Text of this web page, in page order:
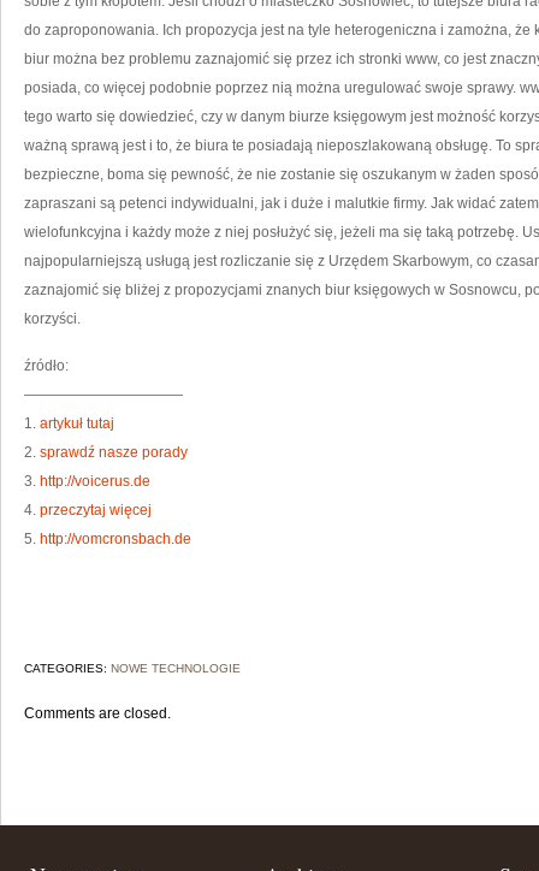
do zaproponowania. Ich propozycja jest na tyle heterogeniczna i zamożna, że
biur można bez problemu zaznajomić się przez ich stronki www, co jest
posiada, co więcej podobnie poprzez nią można uregulować swoje sprawy.
tego warto się dowiedzieć, czy w danym biurze księgowym jest możność
ważną sprawą jest i to, że biura te posiadają nieposzlakowaną obsługę. To
bezpieczne, boma się pewność, że nie zostanie się oszukanym w żaden
zapraszani są petenci indywidualni, jak i duże i malutkie firmy. Jak widać
wielofunkcyjna i każdy może z niej posłużyć się, jeżeli ma się taką potrzebę.
najpopularniejszą usługą jest rozliczanie się z Urzędem Skarbowym, co
zaznajomić się bliżej z propozycjami znanych biur księgowych w Sosnowcu,
korzyści.
źródło:
———————————
1. artykuł tutaj
2. sprawdź nasze porady
3. http://voicerus.de
4. przeczytaj więcej
5. http://vomcronsbach.de
CATEGORIES: NOWE TECHNOLOGIE
Comments are closed.